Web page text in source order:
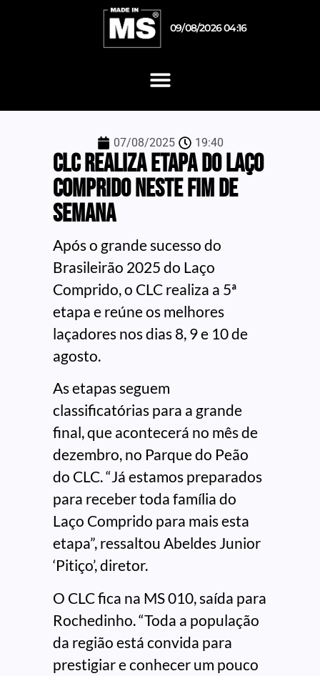
09/08/2026 04:16
07/08/2025 19:40
CLC realiza etapa do Laço
Comprido neste fim de
semana
Após o grande sucesso do
Brasileirão 2025 do Laço
Comprido, o CLC realiza a 5ª
etapa e reúne os melhores
laçadores nos dias 8, 9 e 10 de
agosto.
As etapas seguem
classificatórias para a grande
final, que acontecerá no mês de
dezembro, no Parque do Peão
do CLC. “Já estamos preparados
para receber toda família do
Laço Comprido para mais esta
etapa”, ressaltou Abeldes Junior
‘Pitiço’, diretor.
O CLC fica na MS 010, saída para
Rochedinho. “Toda a população
da região está convida para
prestigiar e conhecer um pouco